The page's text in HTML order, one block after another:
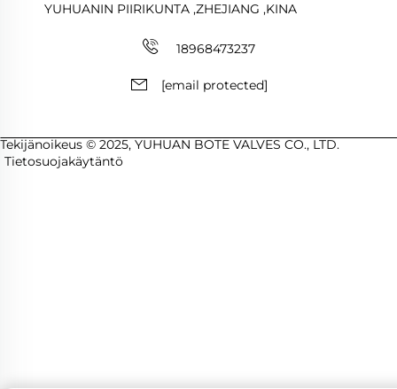
YUHUANIN PIIRIKUNTA ,ZHEJIANG ,KINA
18968473237
[email protected]
Tekijänoikeus © 2025, YUHUAN BOTE VALVES CO., LTD.
Tietosuojakäytäntö